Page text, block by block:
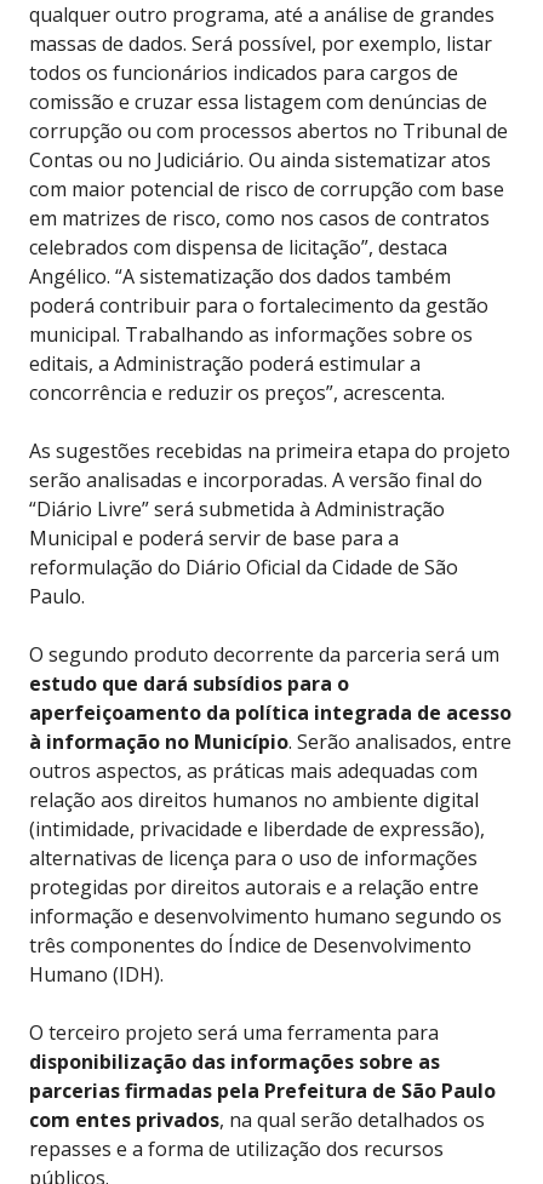
qualquer outro programa, até a análise de grandes
massas de dados. Será possível, por exemplo, listar
todos os funcionários indicados para cargos de
comissão e cruzar essa listagem com denúncias de
corrupção ou com processos abertos no Tribunal de
Contas ou no Judiciário. Ou ainda sistematizar atos
com maior potencial de risco de corrupção com base
em matrizes de risco, como nos casos de contratos
celebrados com dispensa de licitação”, destaca
Angélico. “A sistematização dos dados também
poderá contribuir para o fortalecimento da gestão
municipal. Trabalhando as informações sobre os
editais, a Administração poderá estimular a
concorrência e reduzir os preços”, acrescenta.
As sugestões recebidas na primeira etapa do projeto
serão analisadas e incorporadas. A versão final do
“Diário Livre” será submetida à Administração
Municipal e poderá servir de base para a
reformulação do Diário Oficial da Cidade de São
Paulo.
O segundo produto decorrente da parceria será um
estudo que dará subsídios para o
aperfeiçoamento da política integrada de acesso
à informação no Município. Serão analisados, entre
outros aspectos, as práticas mais adequadas com
relação aos direitos humanos no ambiente digital
(intimidade, privacidade e liberdade de expressão),
alternativas de licença para o uso de informações
protegidas por direitos autorais e a relação entre
informação e desenvolvimento humano segundo os
três componentes do Índice de Desenvolvimento
Humano (IDH).
O terceiro projeto será uma ferramenta para
disponibilização das informações sobre as
parcerias firmadas pela Prefeitura de São Paulo
com entes privados, na qual serão detalhados os
repasses e a forma de utilização dos recursos
públicos.